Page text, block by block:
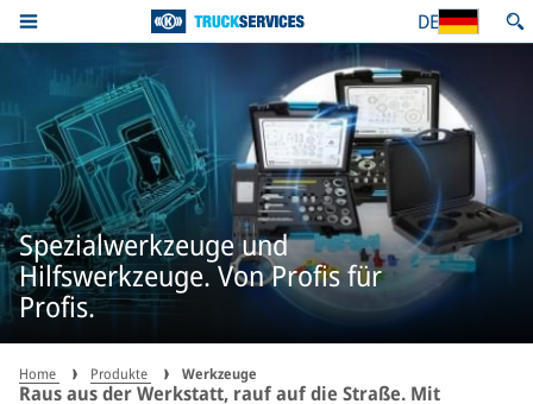
DE
Spezialwerkzeuge und
Hilfswerkzeuge. Von Profis für
Profis.
Home Produkte Werkzeuge
Raus aus der Werkstatt, rauf auf die Straße. Mit